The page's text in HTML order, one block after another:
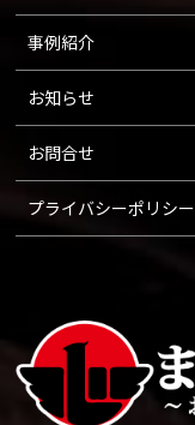
事例紹介
お知らせ
お問合せ
プライバシーポリシー